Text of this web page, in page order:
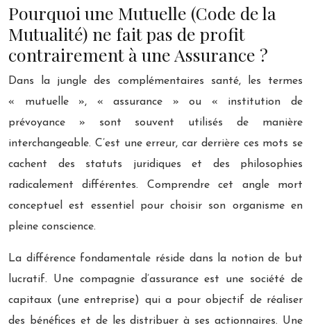
Pourquoi une Mutuelle (Code de la
Mutualité) ne fait pas de profit
contrairement à une Assurance ?
Dans la jungle des complémentaires santé, les termes
« mutuelle », « assurance » ou « institution de
prévoyance » sont souvent utilisés de manière
interchangeable. C’est une erreur, car derrière ces mots se
cachent des statuts juridiques et des philosophies
radicalement différentes. Comprendre cet angle mort
conceptuel est essentiel pour choisir son organisme en
pleine conscience.
La différence fondamentale réside dans la notion de but
lucratif. Une compagnie d’assurance est une société de
capitaux (une entreprise) qui a pour objectif de réaliser
des bénéfices et de les distribuer à ses actionnaires. Une